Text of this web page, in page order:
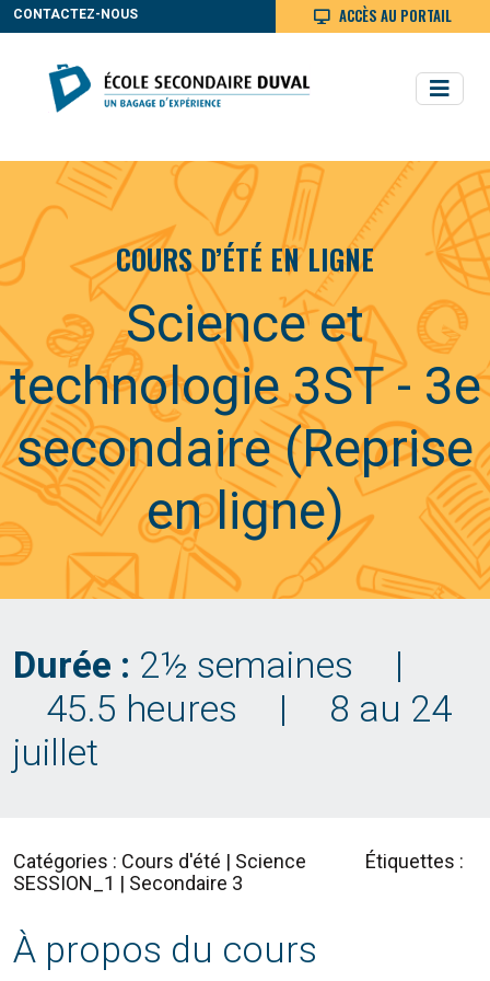
CONTACTEZ-NOUS ACCÈS AU PORTAIL
COURS D’ÉTÉ EN LIGNE
Science et
technologie 3ST - 3e
secondaire (Reprise
en ligne)
Durée : 2½ semaines
|
45.5 heures
|
8 au 24
juillet
Catégories : Cours d'été | Science
Étiquettes :
SESSION_1 | Secondaire 3
À propos du cours